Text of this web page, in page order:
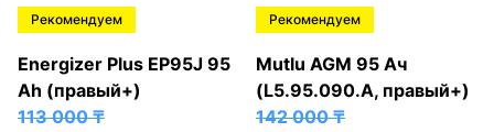
Рекомендуем
Energizer Plus EP95J 95
Ah (правый+)
113 000₸
Рекомендуем
Mutlu AGM 95 Ач
(L5.95.090.A, правый+)
142 000₸